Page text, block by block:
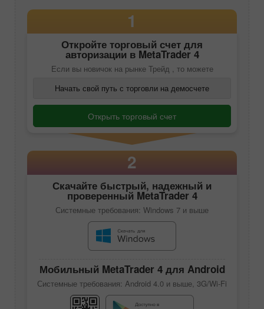
1
Откройте торговый счет для
авторизации в MetaTrader 4
Если вы новичок на рынке Трейд , то можете
Начать свой путь с торговли на демосчете
Открыть торговый счет
2
Скачайте быстрый, надежный и
проверенный MetaTrader 4
Системные требования: Windows 7 и выше
Мобильный MetaTrader 4для Android
Системные требования: Android 4.0 и выше, 3G/Wi-Fi